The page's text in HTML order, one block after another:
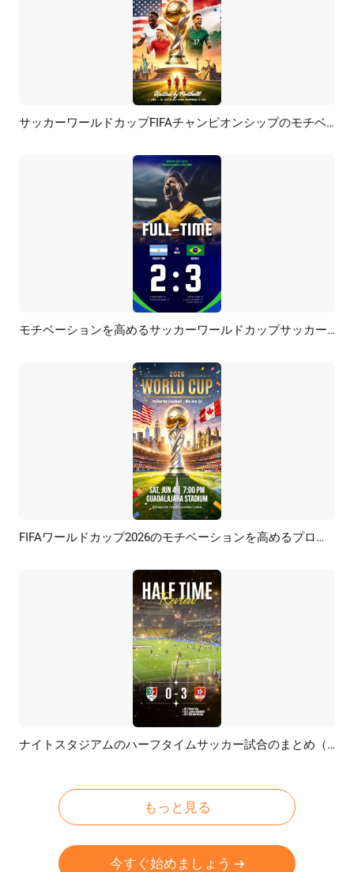
プレビュー カスタマイズ サッカーワールドカップFIFAチャンピオンシップのモチベーションを高めるスポーツTikTokリール
プレビュー AI再生成 モチベーションを高めるサッカーワールドカップサッカーFIFAチームスコアゴールソーシャルメディアリール
プレビュー カスタマイズ FIFAワールドカップ2026のモチベーションを高めるプロモーションソーシャルメディアリール
プレビュー AI再生成 ナイトスタジアムのハーフタイムサッカー試合のまとめ（インスタグラムストーリー）
もっと見る
今すぐ始めましょう